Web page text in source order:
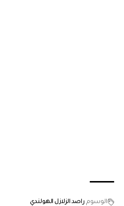
الوسوم راصد الزلازل الهولندي